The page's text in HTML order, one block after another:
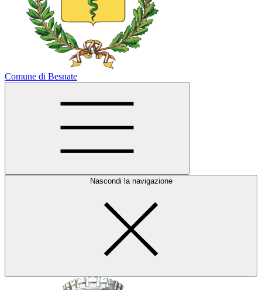
Comune di Besnate
Nascondi la navigazione